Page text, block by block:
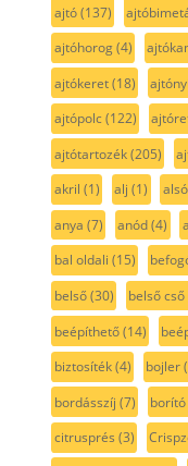
ajtó(137)
ajtóhorog(4)
ajtókeret(18)
ajtópolc(122)
ajtótartozék(205)
akril (1) alj (1) alsó
anya (7) anód(4)
bal oldali (15)
belső(30) belső cső
beépíthető(14)
biztosíték(4) bojler
bordásszíj (7) borító
citrusprés (3)